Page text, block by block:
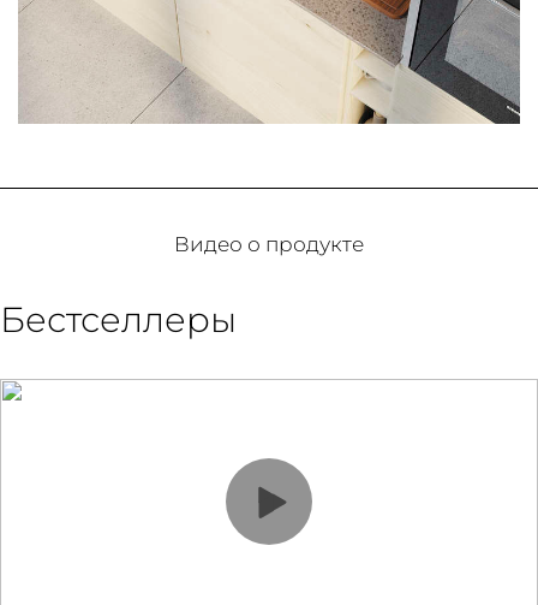
Видео о продукте
Бестселлеры